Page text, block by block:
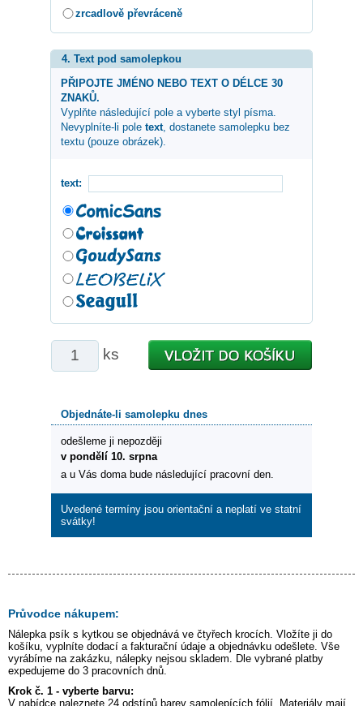
zrcadlově převráceně
4. Text pod samolepkou
PŘIPOJTE JMÉNO NEBO TEXT O DÉLCE 30
ZNAKŮ.
Vyplňte následující pole a vyberte styl písma.
Nevyplníte-li pole text, dostanete samolepku bez
textu (pouze obrázek).
text:
ks
Objednáte-li samolepku dnes
odešleme ji nepozději
v pondělí 10. srpna
a u Vás doma bude následující pracovní den.
Uvedené termíny jsou orientační a neplatí ve statní
svátky!
Průvodce nákupem:
Nálepka psík s kytkou se objednává ve čtyřech krocích. Vložíte ji do
košíku, vyplníte dodací a fakturační údaje a objednávku odešlete. Vše
vyrábíme na zakázku, nálepky nejsou skladem. Dle vybrané platby
expedujeme do 3 pracovních dnů.
Krok č. 1 - vyberte barvu:
V nabídce naleznete 24 odstínů barev samolepících fólií. Materiály mají